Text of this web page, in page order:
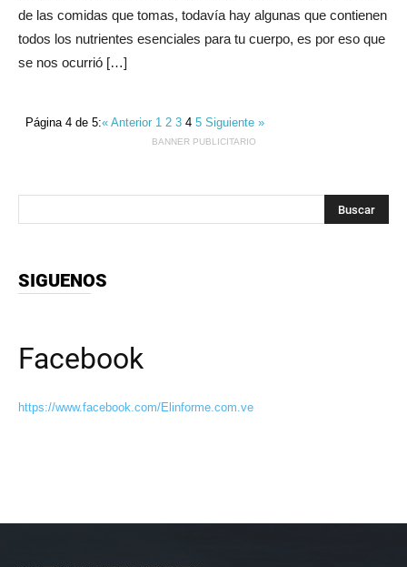
de las comidas que tomas, todavía hay algunas que contienen
todos los nutrientes esenciales para tu cuerpo, es por eso que
se nos ocurrió […]
Página 4 de 5:« Anterior 1234 5Siguiente »
BANNER PUBLICITARIO
SIGUENOS
Facebook
https://www.facebook.com/Elinforme.com.ve